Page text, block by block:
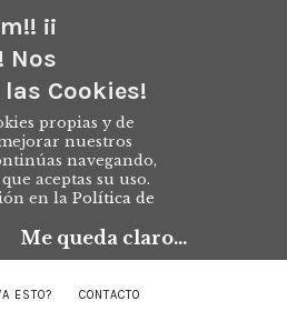
¡¡
Nos
Cookies!
propias y de
nuestros
navegando,
aceptas su uso.
en la Política de
Me queda claro...
ESTO? CONTACTO